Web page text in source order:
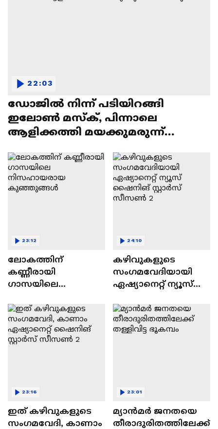
ഡോജിൽ നിന്ന് പടിയിറങ്ങി
ഇലോൺ മസ്ക്, പിന്നാലെ
ആളിക്കത്തി മയക്കുമരുന്ന്
22:03
ലോകത്തിന്
കണ്ണീരായി
ഗാസയിലെ
കുഞ്ഞുങ്ങൾ
23:12
കഴിവുകളുടെ
സംഗമവേദിയായി
ഏഷ്യാനെറ്റ് ന്യൂസ്
സീസൺ 2
24:10
ഇത് കഴിവുകളുടെ
സംഗമവേദി, കാണാം
23:16
മ്യാൻമർ ജനതയെ
തീരാദുരിതത്തിലേക്ക്
23:01